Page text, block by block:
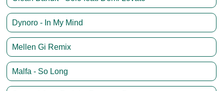
Dynoro - In My Mind
Mellen Gi Remix
Malfa - So Long